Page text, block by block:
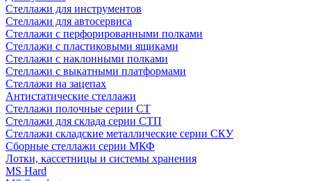
Стеллажи для инструментов
Стеллажи для автосервиса
Стеллажи с перфорированными полками
Стеллажи с пластиковыми ящиками
Стеллажи с наклонными полками
Стеллажи с выкатными платформами
Стеллажи на зацепах
Антистатические стеллажи
Стеллажи полочные серии СТ
Стеллажи для склада серии СТП
Стеллажи складские металлические серии СКУ
Сборные стеллажи серии МКФ
Лотки, кассетницы и системы хранения
MS Hard